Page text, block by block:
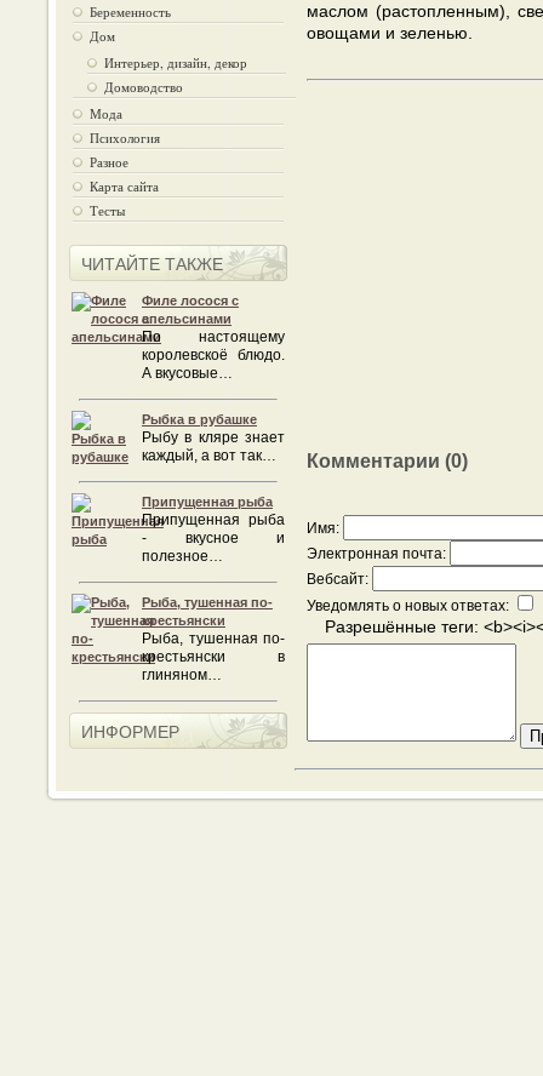
ИНФОРМЕР
Беременность
Дом
Интерьер, дизайн, декор
Домоводство
Мода
Психология
Разное
Карта сайта
Тесты
ЧИТАЙТЕ ТАКЖЕ
Филе лосося с
апельсинами
По настоящему
королевскоё блюдо.
А вкусовые…
Рыбка в рубашке
Рыбу в кляре знает
каждый, а вот так…
Припущенная рыба
Припущенная рыба
- вкусное и
полезное…
Рыба, тушенная по-
крестьянски
Рыба, тушенная по-
крестьянски в
глиняном…
маслом (растопленным),
овощами и зеленью.
Комментарии (0)
Имя:
Электронная почта:
Вебсайт:
Уведомлять о новых ответах:
Разрешённые теги: